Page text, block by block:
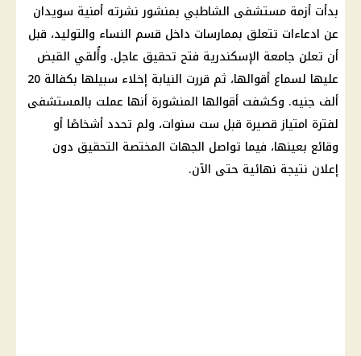
بدأت أزمة مستشفى الشاطبي بمنشور نشرته أمنية سويدان
عن ادعاءات تتعلق بممارسات داخل قسم النساء والتوليد، قبل
أن تعلن جامعة الإسكندرية فتح تحقيق عاجل. وأُلقي القبض
عليها لسماع أقوالها، ثم قررت النيابة إخلاء سبيلها بكفالة 20
ألف جنيه. وكشفت أقوالها المنشورة أنها عملت بالمستشفى
لفترة امتياز قصيرة قبل ست سنوات، ولم تحدد أشخاصًا أو
وقائع بعينها، فيما تواصل الجهات المختصة التحقيق دون
إعلان نتيجة نهائية حتى الآن.